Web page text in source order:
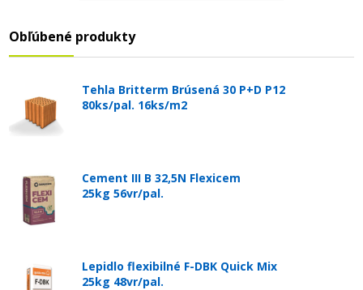
Obľúbené produkty
Tehla Britterm Brúsená 30 P+D P12
80ks/pal. 16ks/m2
Cement III B 32,5N Flexicem
25kg 56vr/pal.
Lepidlo flexibilné F-DBK Quick Mix
25kg 48vr/pal.